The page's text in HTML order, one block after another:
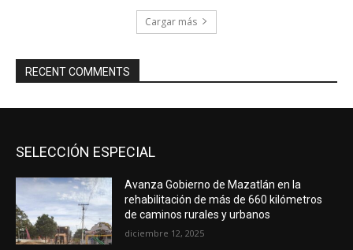
Cargar más
RECENT COMMENTS
SELECCIÓN ESPECIAL
Avanza Gobierno de Mazatlán en la
rehabilitación de más de 660 kilómetros
de caminos rurales y urbanos
diciembre 12, 2025